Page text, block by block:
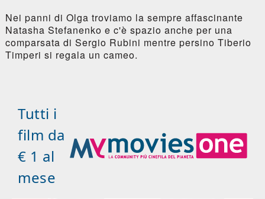
Nei panni di Olga troviamo la sempre affascinante
Natasha Stefanenko e c'è spazio anche per una
comparsata di Sergio Rubini mentre persino Tiberio
Timperi si regala un cameo.
Tutti i
film da
€ 1 al
mese